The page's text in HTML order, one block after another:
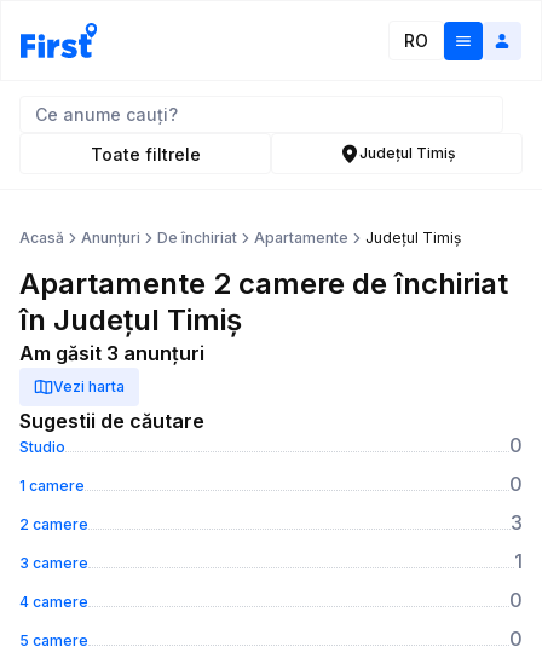
RO
Toate filtrele Județul Timiș
Acasă Anunțuri De închiriat Apartamente Județul Timiș
Apartamente 2 camere de închiriat
în Județul Timiș
Am găsit 3 anunțuri
Vezi harta
Sugestii de căutare
Studio 0
1 camere 0
2 camere 3
3 camere 1
4 camere 0
5 camere 0